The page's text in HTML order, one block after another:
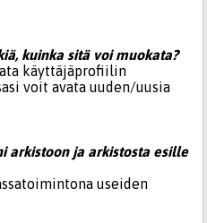
kuinka sitä voi muokata?
käyttäjäprofiilin
voit avata uuden/uusia
arkistoon ja arkistosta esille
useiden